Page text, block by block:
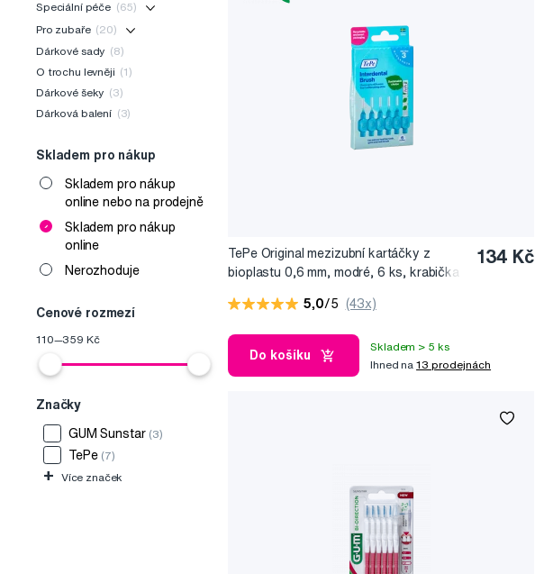
Speciální péče (65)
Pro zubaře (20)
Dárkové sady (8)
O trochu levněji (1)
Dárkové šeky (3)
Dárková balení (3)
Skladem pro nákup
Skladem pro nákup
online nebo na prodejně
Skladem pro nákup
online
Nerozhoduje
Cenové rozmezí
110—359 Kč
Značky
GUM Sunstar (3)
TePe (7)
+ Více značek
TePe Original mezizubní kartáčky z
bioplastu 0,6 mm, modré, 6 ks, krabička
134 Kč
5,0/5 (43x)
Do košíku
Skladem > 5 ks
Ihned na13 prodejnách